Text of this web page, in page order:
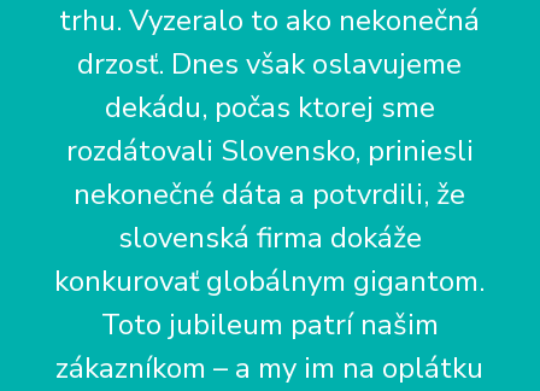
trhu. Vyzeralo to ako nekonečná
drzosť. Dnes však oslavujeme
dekádu, počas ktorej sme
rozdátovali Slovensko, priniesli
nekonečné dáta a potvrdili, že
slovenská firma dokáže
konkurovať globálnym gigantom.
Toto jubileum patrí našim
zákazníkom – a my im na oplátku